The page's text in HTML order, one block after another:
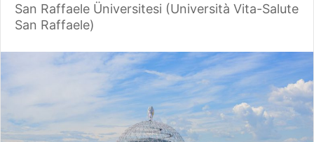
San Raffaele Üniversitesi (Università Vita-Salute
San Raffaele)